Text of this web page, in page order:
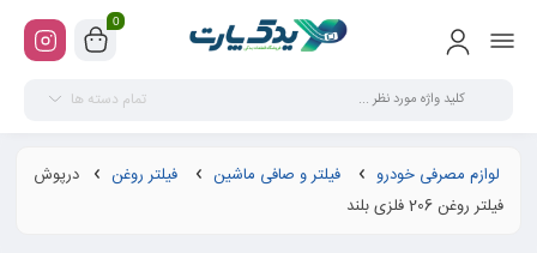
0
تمام دسته ها
لوازم مصرفی خودرو فیلتر و صافی ماشین فیلتر روغن
درپوش
فیلتر روغن 206 فلزی بلند